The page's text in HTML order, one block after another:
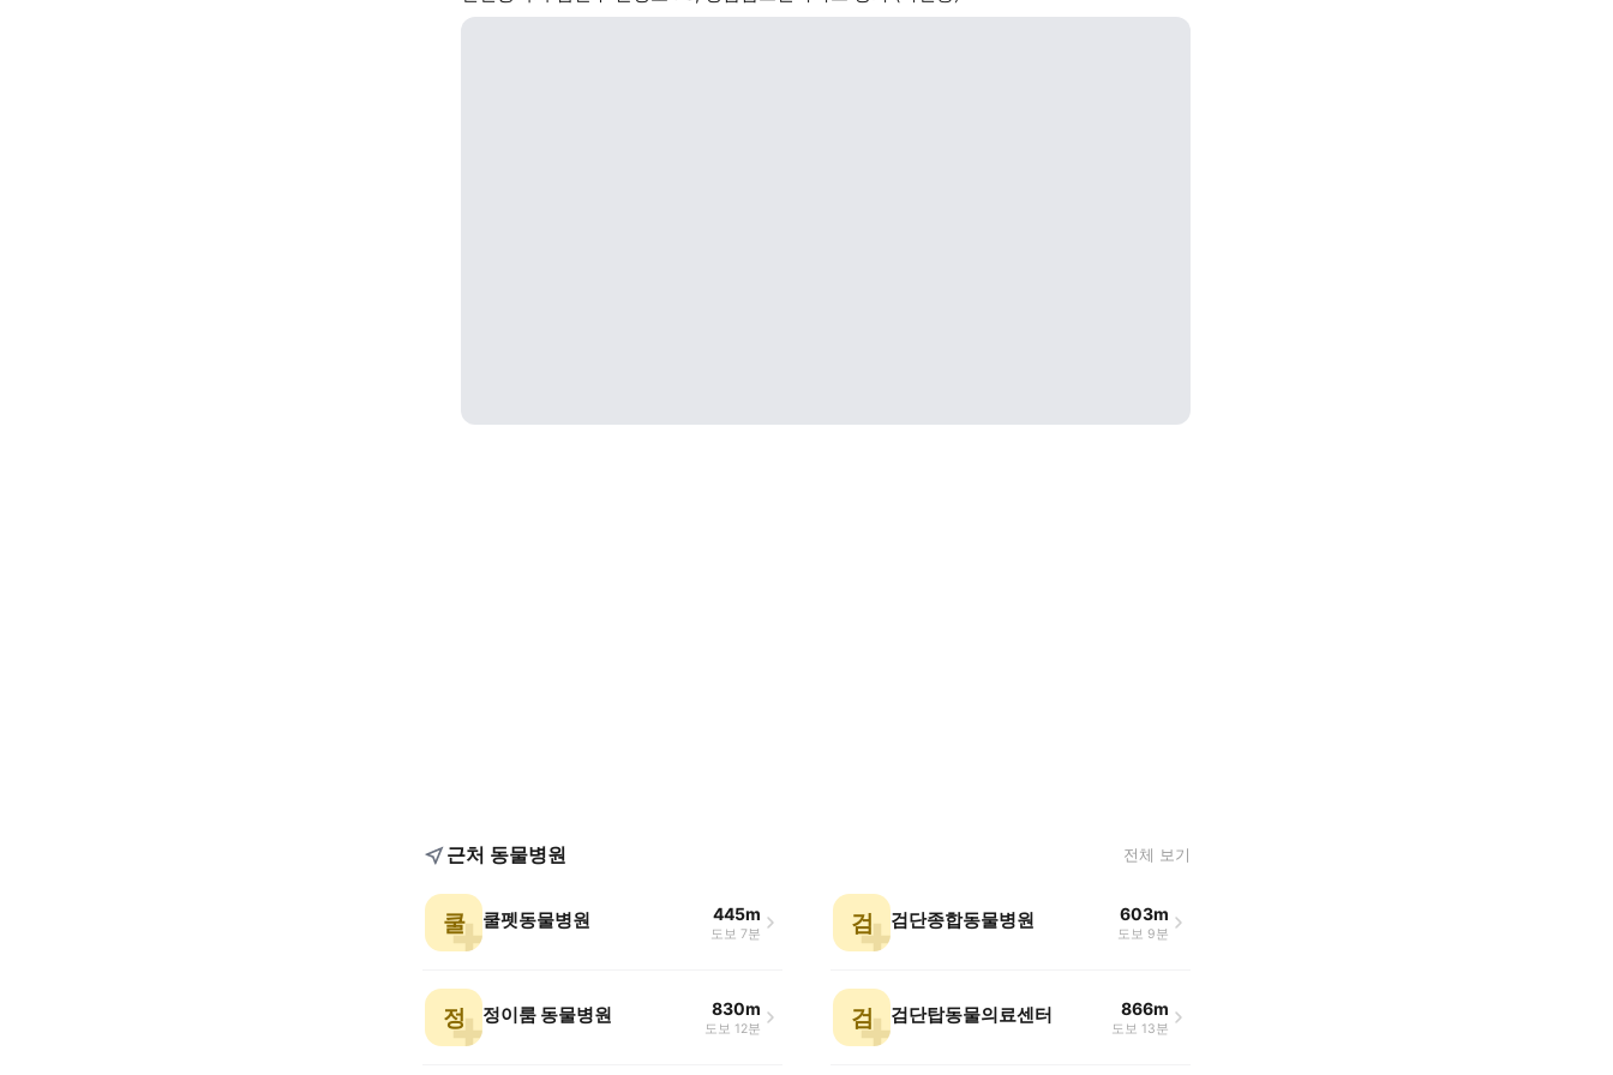
근처 동물병원 전체 보기
쿨 쿨펫동물병원 445m
도보 7분 검 검단종합동물병원 603m
도보 9분
정 정이룸 동물병원 830m
도보 12분 검 검단탑동물의료센터 866m
도보 13분